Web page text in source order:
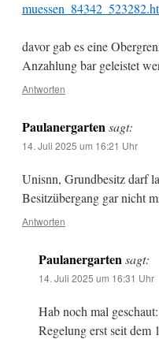
davor gab es eine
Anzahlung bar geleistet
Antworten
Paulanergarten sagt:
14. Juli 2025 um 16:21 Uhr
Unisnn, Grundbesitz darf
Besitzübergang gar nicht
Antworten
Paulanergarten sagt:
14. Juli 2025 um 16:31 Uhr
Hab noch mal
Regelung erst seit dem